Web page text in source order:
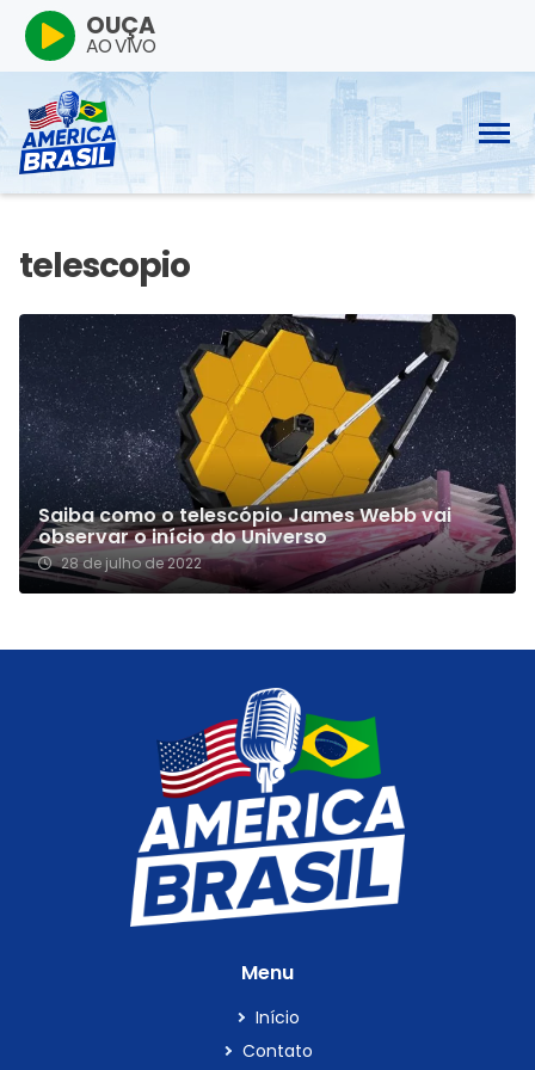
OUÇA
AO VIVO
Saiba como o telescópio James Webb vai
observar o início do Universo
28 de julho de 2022
Menu
Início
Contato